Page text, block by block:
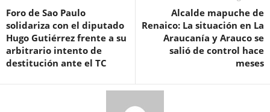
Foro de Sao Paulo
solidariza con el diputado
Hugo Gutiérrez frente a su
arbitrario intento de
destitución ante el TC
Alcalde mapuche de
Renaico: La situación en La
Araucanía y Arauco se
salió de control hace
meses